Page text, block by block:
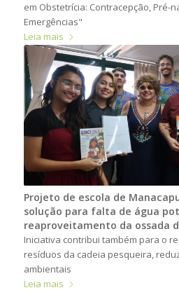
em Obstetrícia: Contracepção, Pré-
Emergências"
Leia mais
Projeto de escola de
solução para falta de água
reaproveitamento da ossada
Iniciativa contribui também para o
resíduos da cadeia pesqueira,
ambientais
Leia mais